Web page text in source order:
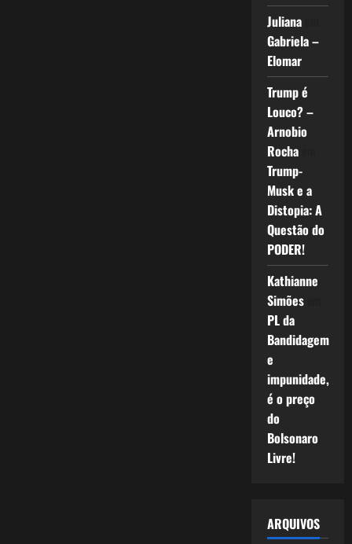
Julianaem
Gabriela –
Elomar
Trump é
Louco? –
Arnobio
Rochaem
Trump-
Musk e a
Distopia: A
Questão do
PODER!
Kathianne
Simõesem
PL da
Bandidagem
e
impunidade,
é o preço
do
Bolsonaro
Livre!
ARQUIVOS